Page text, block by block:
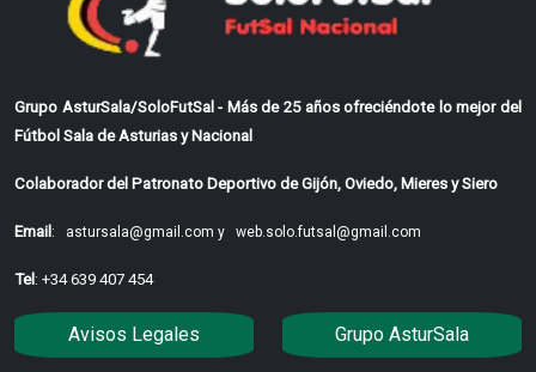
Grupo AsturSala/SoloFutSal - Más de 25 años ofreciéndote lo mejor del
Fútbol Sala de Asturias y Nacional
Colaborador del Patronato Deportivo de Gijón, Oviedo, Mieres y Siero
Email: astursala@gmail.com y web.solo.futsal@gmail.com
Tel: +34 639 407 454
Avisos Legales Grupo AsturSala